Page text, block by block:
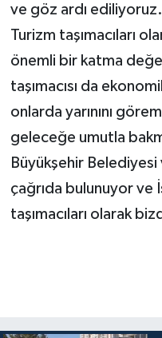
ve göz ardı
Turizm taşımacıları
önemli bir katma
taşımacısı da
onlarda yarınını
geleceğe umutla
Büyükşehir
çağrıda bulunuyor ve
taşımacıları olarak